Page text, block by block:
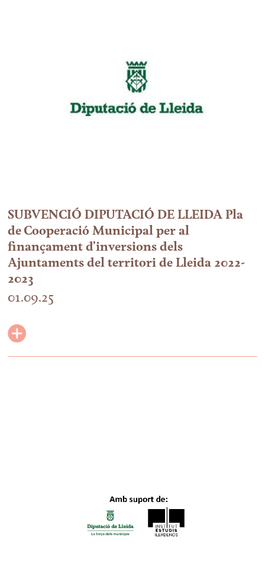
SUBVENCIÓ DIPUTACIÓ DE LLEIDA Pla
de Cooperació Municipal per al
finançament d’inversions dels
Ajuntaments del territori de Lleida 2022-
2023
01.09.25